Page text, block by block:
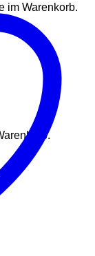
im Warenkorb.